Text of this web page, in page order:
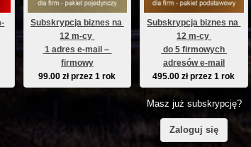
Subskrypcja biznes na
12 m-cy
1 adres e-mail –
firmowy
99.00zł przez 1 rok
Subskrypcja biznes na
12 m-cy
adresów e-mail
495.00zł przez 1 rok
Masz już subskrypcję?
Zaloguj się